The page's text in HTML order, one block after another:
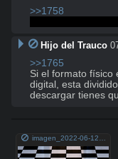
>>1758
Hijo del Trauco
>>1765
Si el formato físico
digital, esta
descargar tienes
imagen_2022-06-12_114741163.png